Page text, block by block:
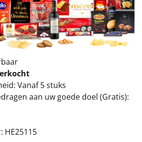
2026
Vanaf 5 stuks
aan uw goede doel (Gratis):
HE25115